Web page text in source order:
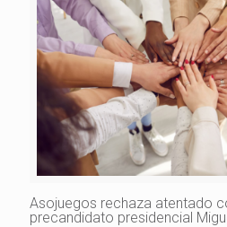
Asojuegos rechaza atentado
precandidato presidencial